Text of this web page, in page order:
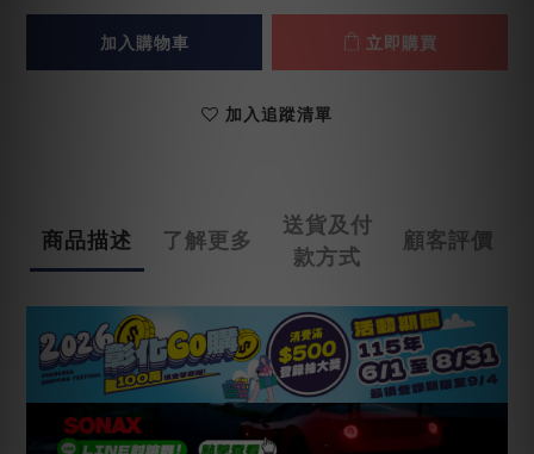
加入購物車 立即購買
加入追蹤清單
商品描述 了解更多
送貨及付
款方式
顧客評價